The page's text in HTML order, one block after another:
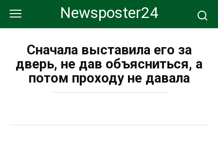
контенту
Newsposter24
Сначала выставила его за
дверь, не дав объясниться, а
потом проходу не давала